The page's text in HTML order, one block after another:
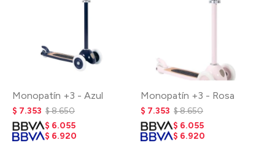
Monopatín +3 - Azul
$ 7.353 $8.650
$ 6.055
$ 6.920
Monopatín +3 - Rosa
$ 7.353 $8.650
$ 6.055
$ 6.920